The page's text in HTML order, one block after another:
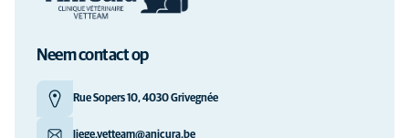
Neem contact op
Rue Sopers 10, 4030 Grivegnée
liege.vetteam@anicura.be